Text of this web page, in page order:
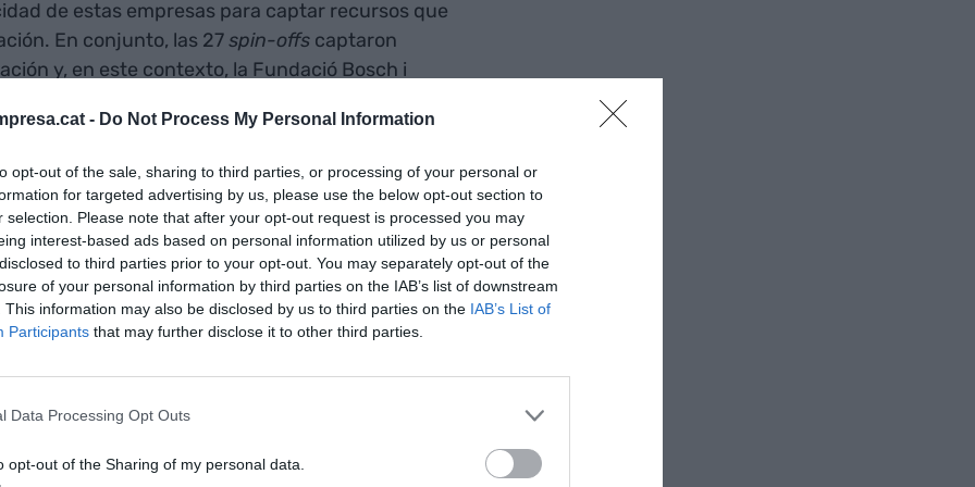
- Do Not Process My Personal Information
opt-out of the sale, sharing to third parties, or processing of your personal or
for targeted advertising by us, please use the below opt-out section to
selection. Please note that after your opt-out request is processed you may
interest-based ads based on personal information utilized by us or personal
to third parties prior to your opt-out. You may separately opt-out of the
of your personal information by third parties on the IAB’s list of downstream
This information may also be disclosed by us to third parties on the IAB’s List of
Participants that may further disclose it to other third parties.
Data Processing Opt Outs
opt-out of the Sharing of my personal data.
de estas empresas para captar recursos que
En conjunto, las 27spin-offscaptaron
y, en este contexto, la Fundació Bosch i
innovadoras basadas en resultados de
catorce nuevas iniciativas empresariales
en ámbitos estratégicos como la salud, la
y la movilidad avanzada.
de las ‘spin-offs’: ¿formarse en negocio o
CEO fuera?